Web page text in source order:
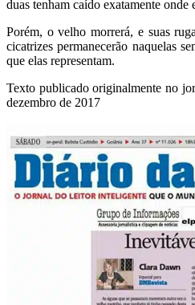
duas tenham caído exatamente onde
Porém, o velho morrerá, e suas
cicatrizes permanecerão naquelas
que elas representam.
Texto publicado originalmente no
dezembro de 2017